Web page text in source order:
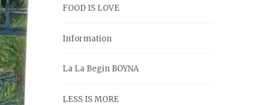
FOOD IS LOVE
Information
La La Begin BOYNA
LESS IS MORE